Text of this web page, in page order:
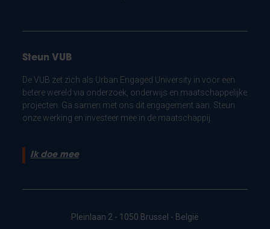
Steun VUB
De VUB zet zich als Urban Engaged University in voor een
betere wereld via onderzoek, onderwijs en maatschappelijke
projecten. Ga samen met ons dit engagement aan. Steun
onze werking en investeer mee in de maatschappij.
Ik doe mee
Pleinlaan 2 - 1050 Brussel - België